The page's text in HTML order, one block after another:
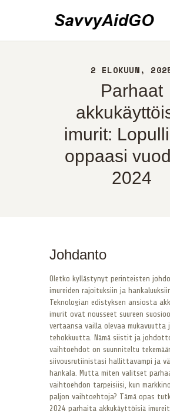
2 ELOKUUN,
Parhaat
imurit:
oppaasi
2024
YHTEYS
POLITIIKKA
SUOMI
Johdanto
Oletko kyllästynyt perinteisten
imureiden rajoituksiin ja
Teknologian edistyksen ansiosta
imurit ovat nousseet suureen
vertaansa vailla olevaa mukavuutta
tehokkuutta. Nämä siistit ja
vaihtoehdot on suunniteltu
siivousrutiinistasi hallittavampi ja
hankala. Mutta miten valitset
vaihtoehdon tarpeisiisi, kun
paljon vaihtoehtoja? Tämä opas
2024 parhaita akkukäyttöisiä